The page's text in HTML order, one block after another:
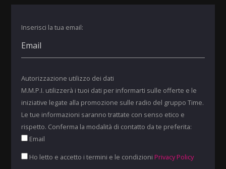
Inserisci la tua email:
Autorizzazione utilizzo dei dati
M.M.P.I. utilizzerà i tuoi dati per informarti sulle offerte e le
iniziative legate alla promozione sulle radio del gruppo Time.
Le tue informazioni saranno trattate con senso etico e
rispetto. Conferma la modalità di contatto da te preferita:
Email
Ho letto e accetto i termini e le condizioni Privacy Policy